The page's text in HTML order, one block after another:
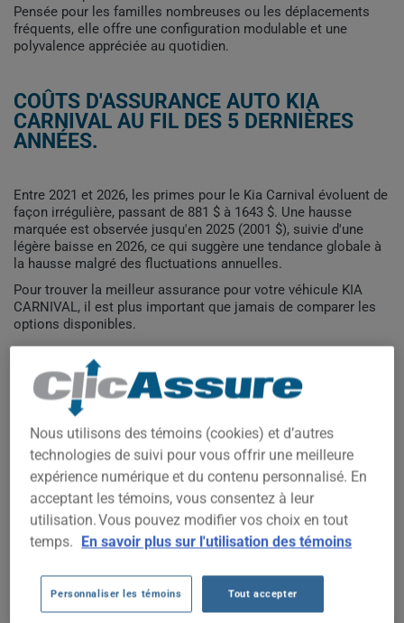
Pensée pour les familles nombreuses ou les déplacements
fréquents, elle offre une configuration modulable et une
polyvalence appréciée au quotidien.
COÛTS D'ASSURANCE AUTO KIA
CARNIVAL AU FIL DES 5 DERNIÈRES
ANNÉES.
Entre 2021 et 2026, les primes pour le Kia Carnival évoluent de
façon irrégulière, passant de 881 $ à 1643 $. Une hausse
marquée est observée jusqu'en 2025 (2001 $), suivie d'une
légère baisse en 2026, ce qui suggère une tendance globale à
la hausse malgré des fluctuations annuelles.
Pour trouver la meilleur assurance pour votre véhicule KIA
CARNIVAL, il est plus important que jamais de comparer les
options disponibles.
1 400$
1 600$
2 000$
Nous utilisons des témoins (cookies) et d’autres
technologies de suivi pour vous offrir une meilleure
expérience numérique et du contenu personnalisé. En
acceptant les témoins, vous consentez à leur
utilisation. Vous pouvez modifier vos choix en tout
temps. En savoir plus sur l'utilisation des témoins
Personnaliser les témoins Tout accepter